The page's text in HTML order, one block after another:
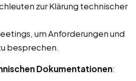
zur Klärung technischer
um Anforderungen und
besprechen.
Dokumentationen: